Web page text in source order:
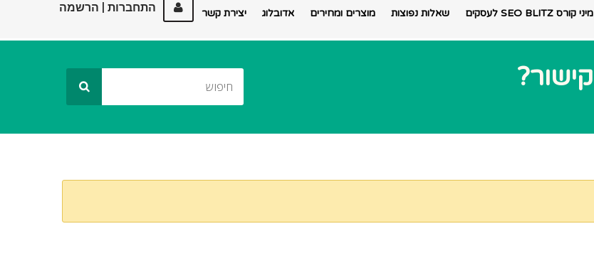
מיני קורס SEO BLITZ לעסקים שאלות נפוצות מוצרים ומחירים אדובלוג יצירת קשר התחברות הרשמה